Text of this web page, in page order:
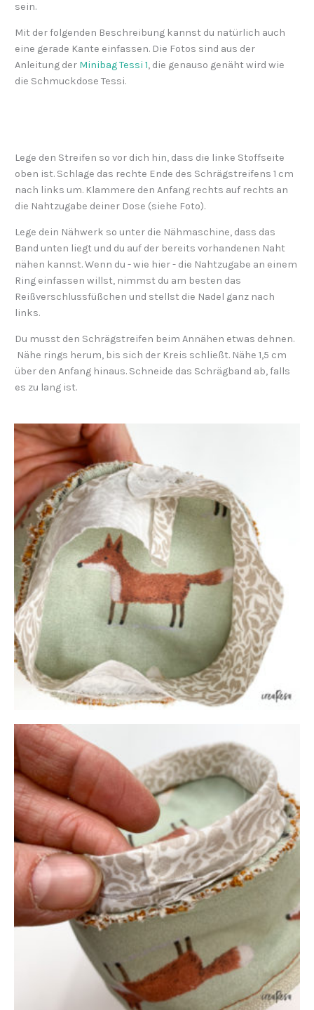
sein.
Mit der folgenden Beschreibung kannst du natürlich auch
eine gerade Kante einfassen. Die Fotos sind aus der
Anleitung der Minibag Tessi 1, die genauso genäht wird wie
die Schmuckdose Tessi.
Lege den Streifen so vor dich hin, dass die linke Stoffseite
oben ist. Schlage das rechte Ende des Schrägstreifens 1 cm
nach links um. Klammere den Anfang rechts auf rechts an
die Nahtzugabe deiner Dose (siehe Foto).
Lege dein Nähwerk so unter die Nähmaschine, dass das
Band unten liegt und du auf der bereits vorhandenen Naht
nähen kannst. Wenn du - wie hier - die Nahtzugabe an einem
Ring einfassen willst, nimmst du am besten das
Reißverschlussfüßchen und stellst die Nadel ganz nach
links.
Du musst den Schrägstreifen beim Annähen etwas dehnen.
Nähe rings herum, bis sich der Kreis schließt. Nähe 1,5 cm
über den Anfang hinaus. Schneide das Schrägband ab, falls
es zu lang ist.